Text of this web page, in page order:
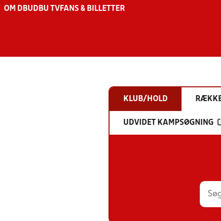
OM DBU DBU TV FANS & BILLETTER
KLUB/HOLD
UDVIDET KAMPSØGNING